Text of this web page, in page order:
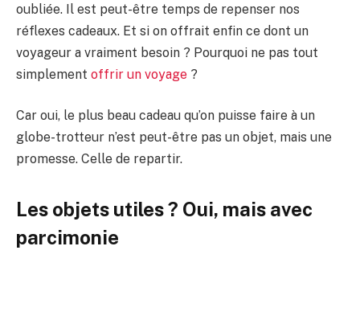
oubliée. Il est peut-être temps de repenser nos
réflexes cadeaux. Et si on offrait enfin ce dont un
voyageur a vraiment besoin ? Pourquoi ne pas tout
simplement offrir un voyage ?
Car oui, le plus beau cadeau qu’on puisse faire à un
globe-trotteur n’est peut-être pas un objet, mais une
promesse. Celle de repartir.
Les objets utiles ? Oui, mais avec
parcimonie